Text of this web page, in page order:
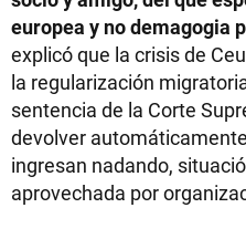
europea y no demagogia
explicó que la crisis de
la regularización
sentencia de la Corte
devolver
ingresan nadando,
aprovechada por